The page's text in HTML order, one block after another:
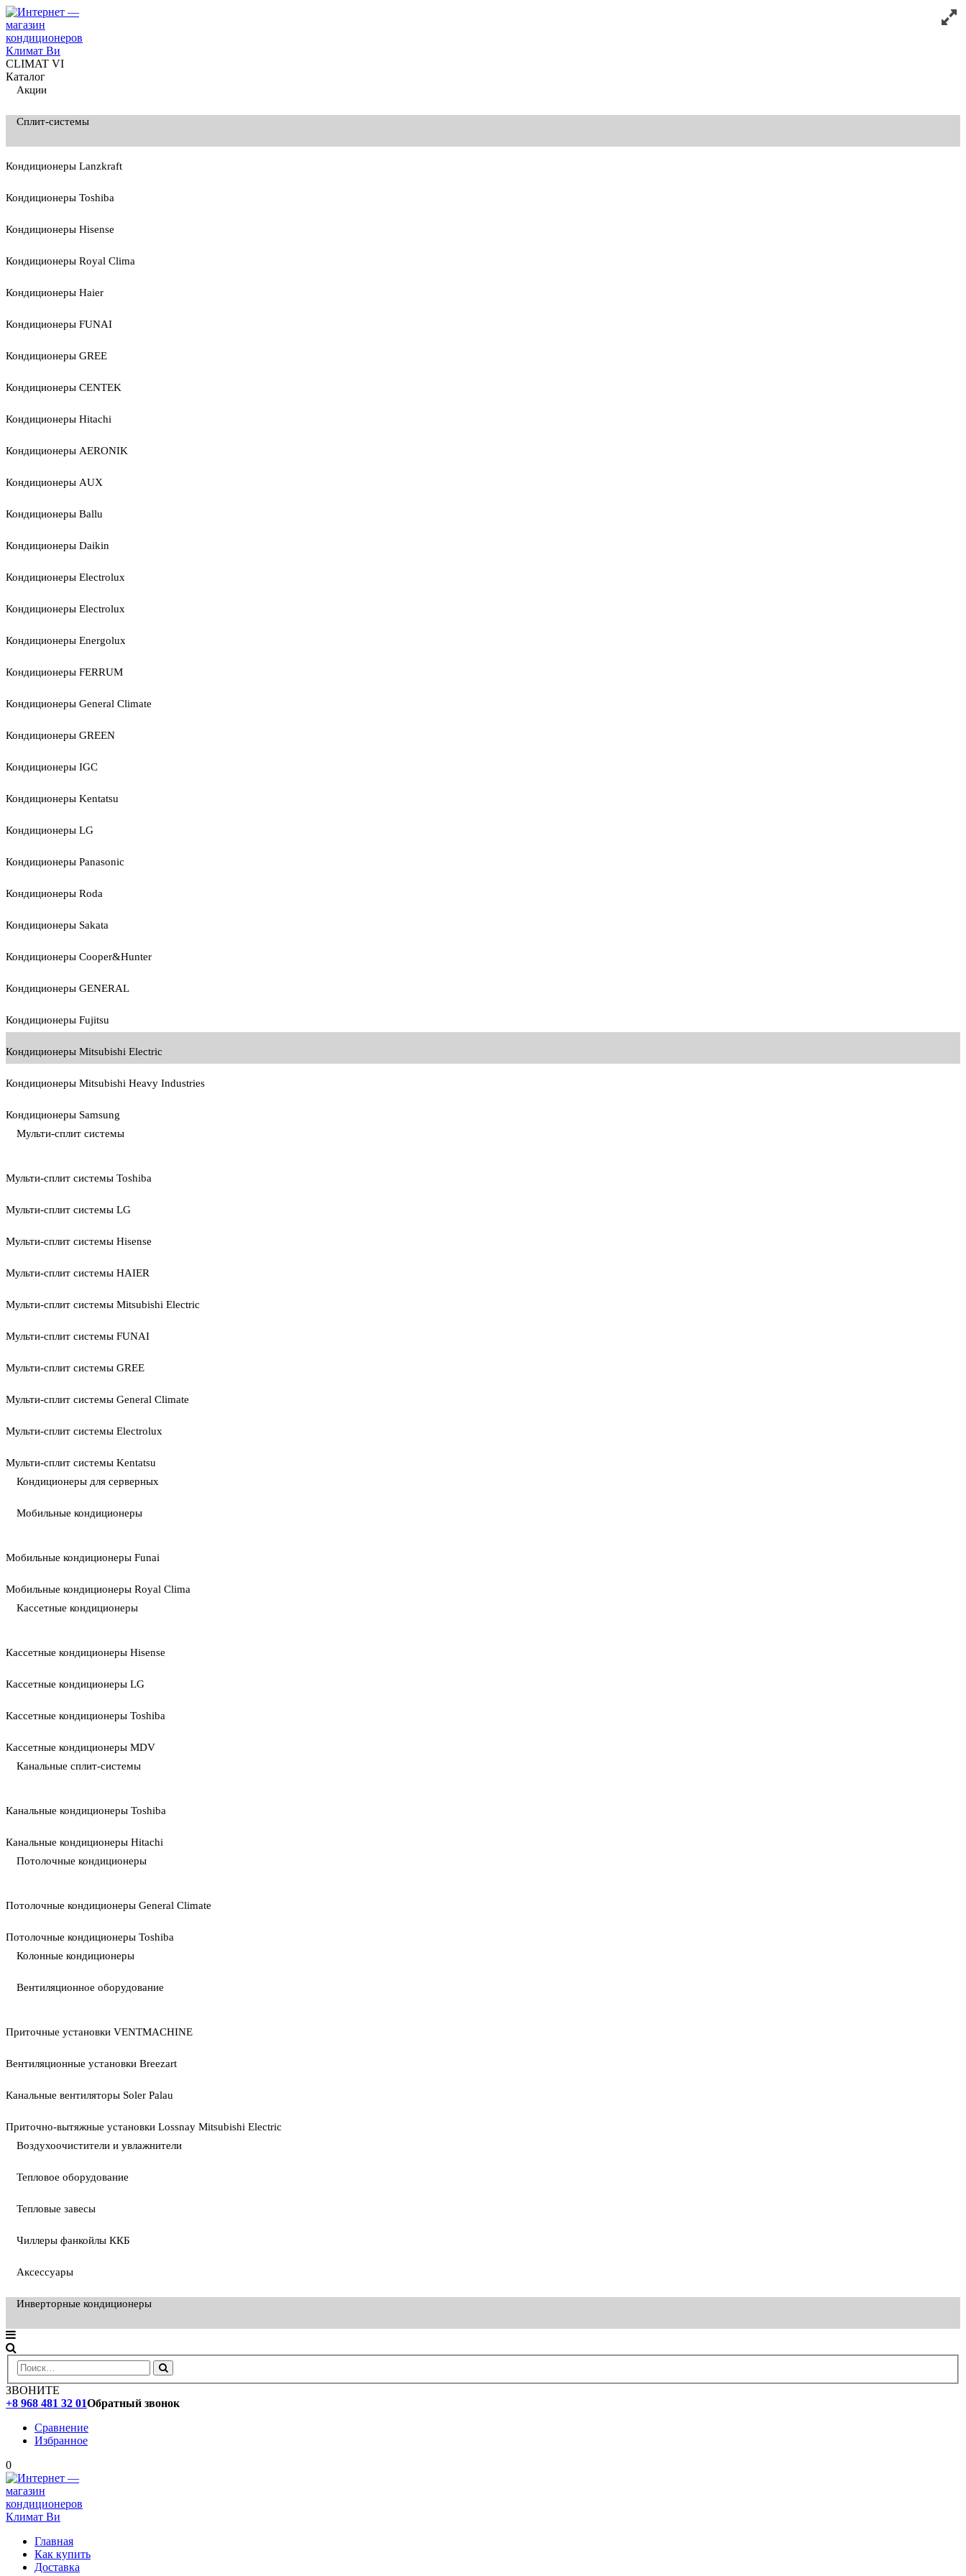
CLIMAT VI
Каталог
Акции
Сплит-системы
Кондиционеры Lanzkraft
Кондиционеры Toshiba
Кондиционеры Hisense
Кондиционеры Royal Clima
Кондиционеры Haier
Кондиционеры FUNAI
Кондиционеры GREE
Кондиционеры CENTEK
Кондиционеры Hitachi
Кондиционеры AERONIK
Кондиционеры AUX
Кондиционеры Ballu
Кондиционеры Daikin
Кондиционеры Electrolux
Кондиционеры Electrolux
Кондиционеры Energolux
Кондиционеры FERRUM
Кондиционеры General Climate
Кондиционеры GREEN
Кондиционеры IGC
Кондиционеры Kentatsu
Кондиционеры LG
Кондиционеры Panasonic
Кондиционеры Roda
Кондиционеры Sakata
Кондиционеры Cooper&Hunter
Кондиционеры GENERAL
Кондиционеры Fujitsu
Кондиционеры Mitsubishi Electric
Кондиционеры Mitsubishi Heavy Industries
Кондиционеры Samsung
Мульти-сплит системы
Мульти-сплит системы Toshiba
Мульти-сплит системы LG
Мульти-сплит системы Hisense
Мульти-сплит системы HAIER
Мульти-сплит системы Mitsubishi Electric
Мульти-сплит системы FUNAI
Мульти-сплит системы GREE
Мульти-сплит системы General Climate
Мульти-сплит системы Electrolux
Мульти-сплит системы Kentatsu
Кондиционеры для серверных
Мобильные кондиционеры
Мобильные кондиционеры Funai
Мобильные кондиционеры Royal Clima
Кассетные кондиционеры
Кассетные кондиционеры Hisense
Кассетные кондиционеры LG
Кассетные кондиционеры Toshiba
Кассетные кондиционеры MDV
Канальные сплит-системы
Канальные кондиционеры Toshiba
Канальные кондиционеры Hitachi
Потолочные кондиционеры
Потолочные кондиционеры General Climate
Потолочные кондиционеры Toshiba
Колонные кондиционеры
Вентиляционное оборудование
Приточные установки VENTMACHINE
Вентиляционные установки Breezart
Канальные вентиляторы Soler Palau
Приточно-вытяжные установки Lossnay Mitsubishi Electric
Воздухоочистители и увлажнители
Тепловое оборудование
Тепловые завесы
Чиллеры фанкойлы ККБ
Аксессуары
Инверторные кондиционеры
ЗВОНИТЕ
+8 968 481 32 01Обратный звонок
Сравнение
Избранное
0
Главная
Как купить
Доставка